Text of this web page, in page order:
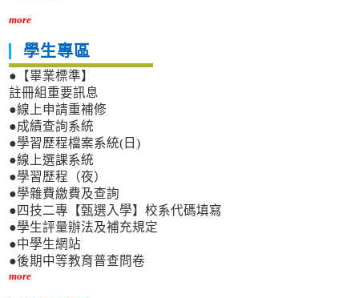
more
學生專區
●【畢業標準】
註冊組重要訊息
●線上申請重補修
●成績查詢系統
●學習歷程檔案系統(日)
●線上選課系統
●學習歷程（夜）
●學雜費繳費及查詢
●四技二專【甄選入學】校系代碼填寫
●學生評量辦法及補充規定
●中學生網站
●後期中等教育普查問卷
more